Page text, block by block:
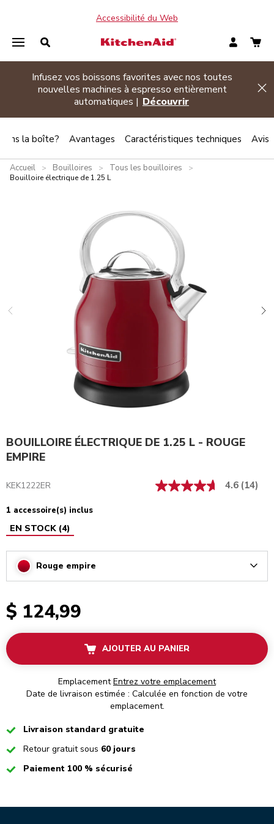
Accessibilité du Web
Promotion d’été| Achetez deux électroménagers
admissibles ou plus et économisez 20 %Magasinez
Accueil > Bouilloires > Tous les bouilloires
>
Bouilloire électrique de 1.25 L
BOUILLOIRE ÉLECTRIQUE DE 1.25 L - ROUGE
EMPIRE
KEK1222ER 4.6 (14)
1 accessoire(s) inclus
EN STOCK (4)
Rouge empire
$ 124,99
AJOUTER AU PANIER
Emplacement Entrez votre emplacement
Date de livraison estimée : Calculée en fonction de votre
emplacement.
CheckedLivraison standard gratuite
CheckedRetour gratuit sous 60 jours
CheckedPaiement 100 % sécurisé
la boîte? Avantages Caractéristiques techniques Avis